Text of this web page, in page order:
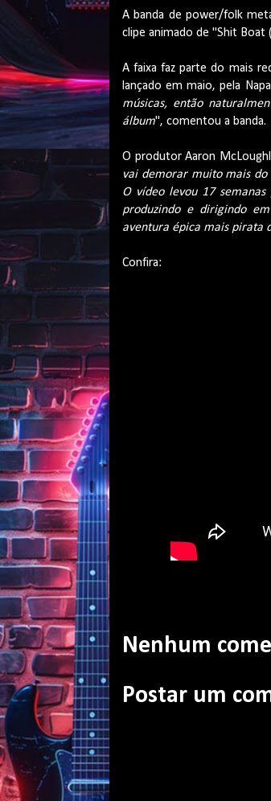
A banda de power/folk
clipe animado de "Shit Boat
A faixa faz parte do mais
lançado em maio, pela
músicas, então
álbum", comentou a banda.
O produtor Aaron
vai demorar muito mais do
O vídeo levou 17
produzindo e dirigindo
aventura épica mais pirata
Confira:
Nenhum
Postar um